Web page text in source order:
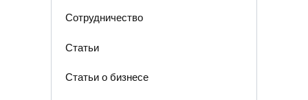
Сотрудничество
Статьи
Статьи о бизнесе